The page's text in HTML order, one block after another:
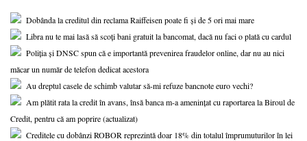
Dobânda la creditul din reclama Raiffeisen poate fi și de 5 ori mai mare
Libra nu te mai lasă să scoți bani gratuit la bancomat, dacă nu faci o plată cu cardul
Poliția și DNSC spun că e importantă prevenirea fraudelor online, dar nu au nici
măcar un număr de telefon dedicat acestora
Au dreptul casele de schimb valutar să-mi refuze bancnote euro vechi?
Am plătit rata la credit în avans, însă banca m-a amenințat cu raportarea la Biroul de
Credit, pentru că am poprire (actualizat)
Creditele cu dobânzi ROBOR reprezintă doar 18% din totalul împrumuturilor în lei